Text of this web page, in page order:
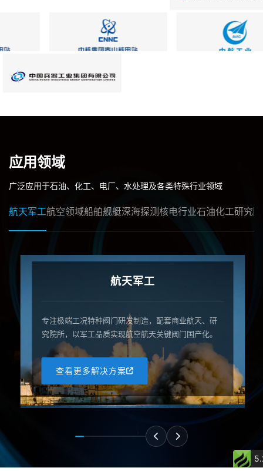
应用领域
广泛应用于石油、化工、电厂、水处理及各类特殊行业领域
航天军工航空领域船舶舰艇深海探测核电行业石油化工研究
航天军工
专注极端工况特种阀门研发制造，配套商业航天、研
究院所，以军工品质实现航空航天关键阀门国产化。
查看更多解决方案